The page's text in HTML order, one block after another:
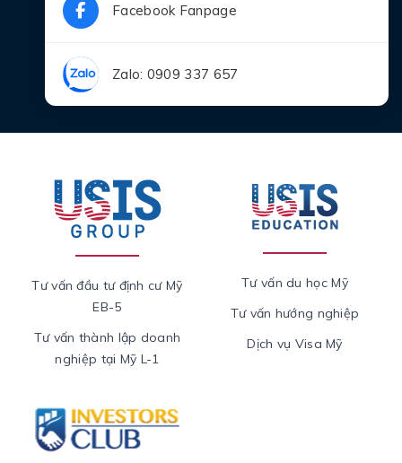
Facebook Fanpage
Zalo: 0909 337 657
Tư vấn đầu tư định cư Mỹ
EB-5
Tư vấn thành lập doanh
nghiệp tại Mỹ L-1
Tư vấn du học Mỹ
Tư vấn hướng nghiệp
Dịch vụ Visa Mỹ